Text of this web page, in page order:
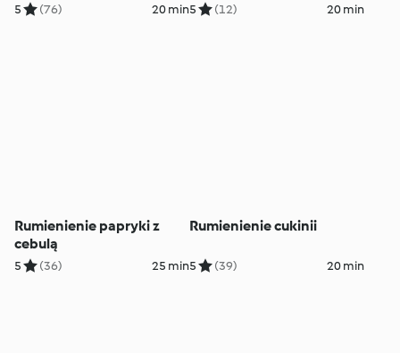
5 (76) 20 min5 (12) 20 min
Rumienienie papryki z
cebulą
5 (36) 25 min
Rumienienie cukinii
5 (39) 20 min